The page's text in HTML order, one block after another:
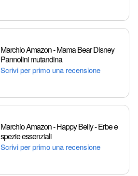
Marchio Amazon - Mama Bear Disney
Pannolini mutandina
Scrivi per primo una recensione
Marchio Amazon - Happy Belly - Erbe e
spezie essenziali
Scrivi per primo una recensione